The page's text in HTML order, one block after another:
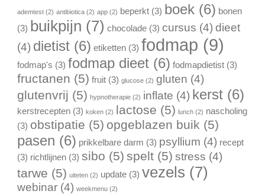
ademtest (2) antibiotica (2) app (2) beperkt (3) boek (6) bonen
(3) buikpijn (7) chocolade (3) cursus (4) dieet
(4) dietist (6) etiketten (3) fodmap (9)
fodmap's (3) fodmap dieet (6) fodmapdietist (3)
fructanen (5) fruit (3) glucose (2) gluten (4)
glutenvrij (5) hypnotherapie (2) inflate (4) kerst (6)
kerstrecepten (3) koken (2) lactose (5) lunch (2) nascholing
(3) obstipatie (5) opgeblazen buik (5)
pasen (6) prikkelbare darm (3) psyllium (4) recept
(3) richtlijnen (3) sibo (5) spelt (5) stress (4)
tarwe (5) uiteten (2) update (3) vezels (7)
webinar (4) weekmenu (2)